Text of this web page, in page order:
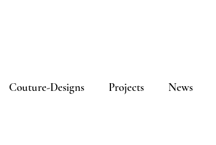
Couture-Designs Projects News